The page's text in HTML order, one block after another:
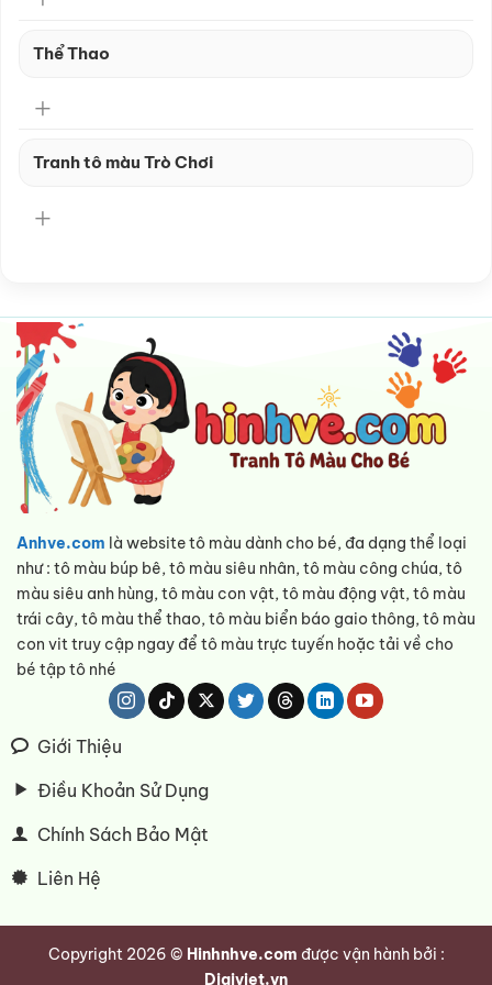
Thể Thao
Tranh tô màu Trò Chơi
Anhve.com là website tô màu dành cho bé, đa dạng thể loại
như : tô màu búp bê, tô màu siêu nhân, tô màu công chúa, tô
màu siêu anh hùng, tô màu con vật, tô màu động vật, tô màu
trái cây, tô màu thể thao, tô màu biển báo gaio thông, tô màu
con vit truy cập ngay để tô màu trực tuyến hoặc tải về cho
bé tập tô nhé
Giới Thiệu
Điều Khoản Sử Dụng
Chính Sách Bảo Mật
Liên Hệ
Copyright 2026 © Hinhnhve.com được vận hành bởi :
Digiviet.vn